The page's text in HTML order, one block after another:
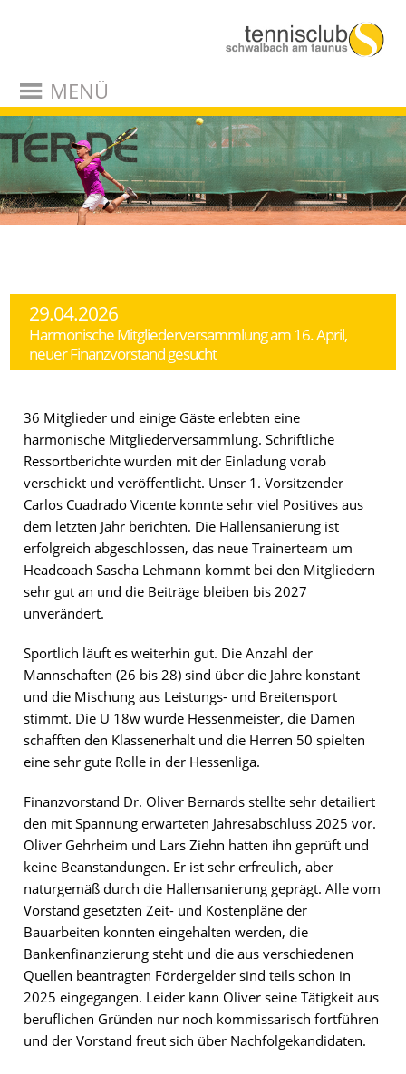
MENÜ
29.04.2026
Harmonische Mitgliederversammlung am 16. April,
neuer Finanzvorstand gesucht
36 Mitglieder und einige Gäste erlebten eine
harmonische Mitgliederversammlung. Schriftliche
Ressortberichte wurden mit der Einladung vorab
verschickt und veröffentlicht. Unser 1. Vorsitzender
Carlos Cuadrado Vicente konnte sehr viel Positives aus
dem letzten Jahr berichten. Die Hallensanierung ist
erfolgreich abgeschlossen, das neue Trainerteam um
Headcoach Sascha Lehmann kommt bei den Mitgliedern
sehr gut an und die Beiträge bleiben bis 2027
unverändert.
Sportlich läuft es weiterhin gut. Die Anzahl der
Mannschaften (26 bis 28) sind über die Jahre konstant
und die Mischung aus Leistungs- und Breitensport
stimmt. Die U 18w wurde Hessenmeister, die Damen
schafften den Klassenerhalt und die Herren 50 spielten
eine sehr gute Rolle in der Hessenliga.
Finanzvorstand Dr. Oliver Bernards stellte sehr detailiert
den mit Spannung erwarteten Jahresabschluss 2025 vor.
Oliver Gehrheim und Lars Ziehn hatten ihn geprüft und
keine Beanstandungen. Er ist sehr erfreulich, aber
naturgemäß durch die Hallensanierung geprägt. Alle vom
Vorstand gesetzten Zeit- und Kostenpläne der
Bauarbeiten konnten eingehalten werden, die
Bankenfinanzierung steht und die aus verschiedenen
Quellen beantragten Fördergelder sind teils schon in
2025 eingegangen. Leider kann Oliver seine Tätigkeit aus
beruflichen Gründen nur noch kommissarisch fortführen
und der Vorstand freut sich über Nachfolgekandidaten.